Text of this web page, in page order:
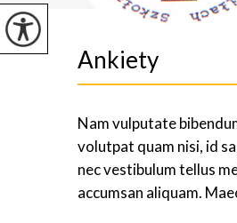
Ankiety
Nam vulputate
volutpat quam nisi, id
nec vestibulum tellus
accumsan aliquam.